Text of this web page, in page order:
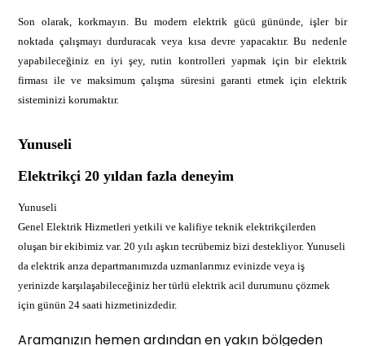
Son olarak, korkmayın. Bu modern elektrik gücü gününde, işler bir
noktada çalışmayı durduracak veya kısa devre yapacaktır. Bu nedenle
yapabileceğiniz en iyi şey, rutin kontrolleri yapmak için bir elektrik
firması ile ve maksimum çalışma süresini garanti etmek için elektrik
sisteminizi korumaktır.
Yunuseli
Elektrikçi 20 yıldan fazla deneyim
Yunuseli
Genel Elektrik Hizmetleri yetkili ve kalifiye teknik elektrikçilerden
oluşan bir ekibimiz var. 20 yılı aşkın tecrübemiz bizi destekliyor. Yunuseli
da elektrik arıza departmanımızda uzmanlarımız evinizde veya iş
yerinizde karşılaşabileceğiniz her türlü elektrik acil durumunu çözmek
için günün 24 saati hizmetinizdedir.
Aramanızın hemen ardından en yakın bölgeden